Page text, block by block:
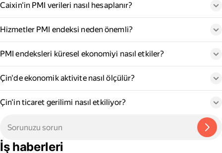
Caixin'in PMI verileri nasıl hesaplanır?
Hizmetler PMI endeksi neden önemli?
PMI endeksleri küresel ekonomiyi nasıl etkiler?
Çin'de ekonomik aktivite nasıl ölçülür?
Çin'in ticaret gerilimi nasıl etkiliyor?
İş haberleri